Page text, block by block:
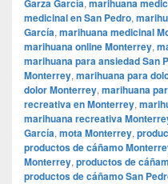
Garza García marihuana
medicinal en San Pedro,
García, marihuana medicinal
marihuana online Monterrey,
marihuana para ansiedad San
Monterrey, marihuana para
dolor Monterrey, marihuana
recreativa en Monterrey,
marihuana recreativa
García, mota Monterrey,
productos de cáñamo
Monterrey, productos de
productos de cáñamo San